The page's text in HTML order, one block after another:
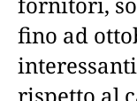
fino ad